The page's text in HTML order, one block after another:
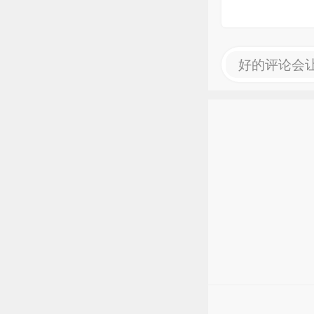
好的评论会